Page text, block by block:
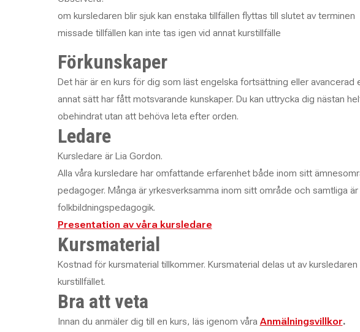
om kursledaren blir sjuk kan enstaka tillfällen flyttas till slutet av terminen
missade tillfällen kan inte tas igen vid annat kurstillfälle
Förkunskaper
Det här är en kurs för dig som läst engelska fortsättning eller avancerad
annat sätt har fått motsvarande kunskaper. Du kan uttrycka dig nästan
obehindrat utan att behöva leta efter orden.
Ledare
Kursledare är Lia Gordon.
Alla våra kursledare har omfattande erfarenhet både inom sitt
pedagoger. Många är yrkesverksamma inom sitt område och samtliga
folkbildningspedagogik.
Presentation av våra kursledare
Kursmaterial
Kostnad för kursmaterial tillkommer. Kursmaterial delas ut av
kurstillfället.
Bra att veta
Innan du anmäler dig till en kurs, läs igenom våra Anmälningsvillkor.